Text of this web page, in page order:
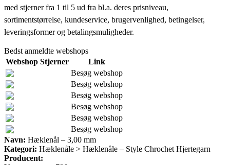
med stjerner fra 1 til 5 ud fra bl.a. deres prisniveau,
sortimentstørrelse, kundeservice, brugervenlighed, betingelser,
leveringsformer og betalingsmuligheder.
Bedst anmeldte webshops
Webshop Stjerner
Link
Besøg webshop
Besøg webshop
Besøg webshop
Besøg webshop
Besøg webshop
Besøg webshop
Navn: Hæklenål – 3,00 mm
Kategori: Hæklenåle > Hæklenåle – Style Chrochet Hjertegarn
Producent: